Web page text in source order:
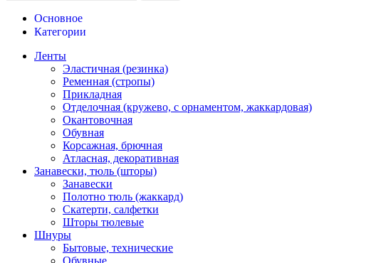
Основное
Категории
Ленты
Эластичная (резинка)
Ременная (стропы)
Прикладная
Отделочная (кружево, с орнаментом, жаккардовая)
Окантовочная
Обувная
Корсажная, брючная
Атласная, декоративная
Занавески, тюль (шторы)
Занавески
Полотно тюль (жаккард)
Скатерти, салфетки
Шторы тюлевые
Шнуры
Бытовые, технические